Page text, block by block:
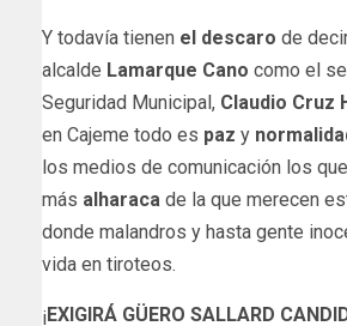
Y todavía tienen el descaro de
alcalde Lamarque Cano como el
Seguridad Municipal, Claudio Cruz
en Cajeme todo es paz y
los medios de comunicación los
más alharaca de la que merecen
donde malandros y hasta gente
vida en tiroteos.
¡EXIGIRÁ GÜERO SALLARD